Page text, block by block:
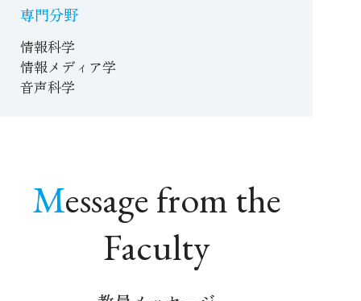
専門分野
情報科学
情報メディア学
音声科学
Message from the
Faculty